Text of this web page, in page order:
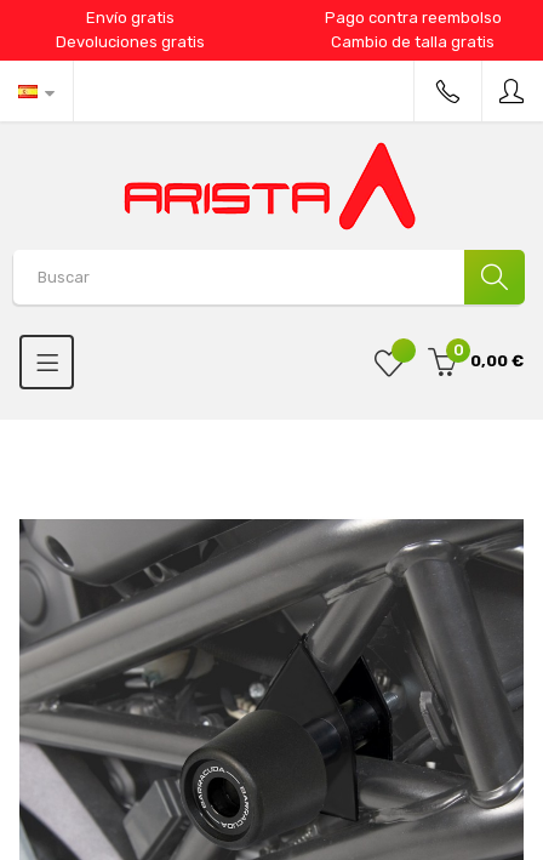
Envío gratis
Pago contra reembolso
Devoluciones gratis
Cambio de talla gratis
0
0,00 €